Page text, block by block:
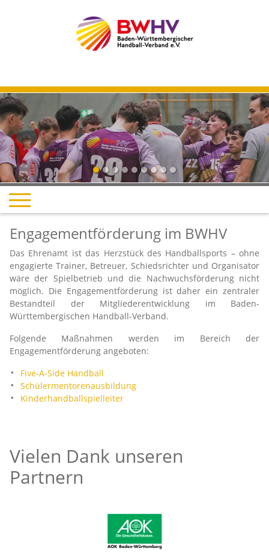
Previous Next
Engagementförderung im BWHV
Das Ehrenamt ist das Herzstück des Handballsports – ohne
engagierte Trainer, Betreuer, Schiedsrichter und Organisator
wäre der Spielbetrieb und die Nachwuchsförderung nicht
möglich. Die Engagementförderung ist daher ein zentraler
Bestandteil der Mitgliederentwicklung im Baden-
Württembergischen Handball-Verband.
Folgende Maßnahmen werden im Bereich der
Engagementförderung angeboten:
Five-A-Side Handball
Schülermentorenausbildung
Kinderhandballspielleiter
Vielen Dank unseren
Partnern